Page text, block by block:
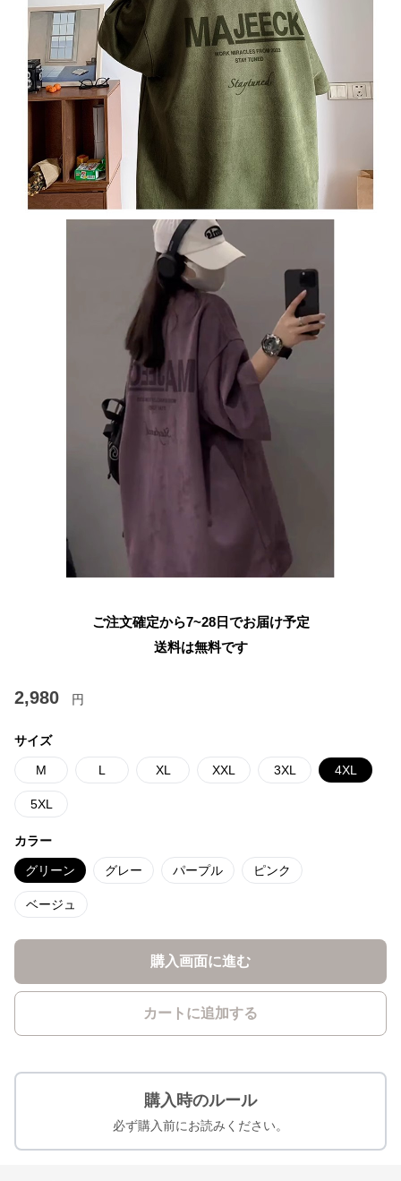
ご注文確定から7~28日でお届け予定
送料は無料です
2,980 円
サイズ
M L XL XXL 3XL 4XL
5XL
カラー
グリーン グレー パープル ピンク
ベージュ
購入画面に進む
カートに追加する
購入時のルール
必ず購入前にお読みください。